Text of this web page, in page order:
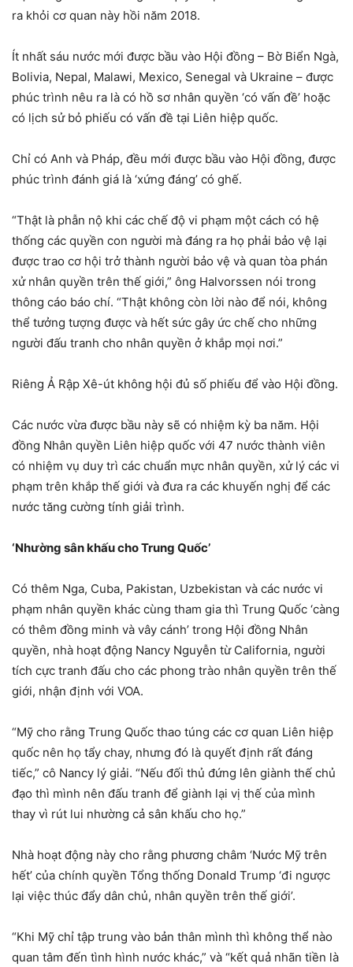
ra khỏi cơ quan này hồi năm 2018.
Ít nhất sáu nước mới được bầu vào Hội đồng – Bờ Biển Ngà,
Bolivia, Nepal, Malawi, Mexico, Senegal và Ukraine – được
phúc trình nêu ra là có hồ sơ nhân quyền ‘có vấn đề’ hoặc
có lịch sử bỏ phiếu có vấn đề tại Liên hiệp quốc.
Chỉ có Anh và Pháp, đều mới được bầu vào Hội đồng, được
phúc trình đánh giá là ‘xứng đáng’ có ghế.
“Thật là phẫn nộ khi các chế độ vi phạm một cách có hệ
thống các quyền con người mà đáng ra họ phải bảo vệ lại
được trao cơ hội trở thành người bảo vệ và quan tòa phán
xử nhân quyền trên thế giới,” ông Halvorssen nói trong
thông cáo báo chí. “Thật không còn lời nào để nói, không
thể tưởng tượng được và hết sức gây ức chế cho những
người đấu tranh cho nhân quyền ở khắp mọi nơi.”
Riêng Ả Rập Xê-út không hội đủ số phiếu để vào Hội đồng.
Các nước vừa được bầu này sẽ có nhiệm kỳ ba năm. Hội
đồng Nhân quyền Liên hiệp quốc với 47 nước thành viên
có nhiệm vụ duy trì các chuẩn mực nhân quyền, xử lý các vi
phạm trên khắp thế giới và đưa ra các khuyến nghị để các
nước tăng cường tính giải trình.
‘Nhường sân khấu cho Trung Quốc’
Có thêm Nga, Cuba, Pakistan, Uzbekistan và các nước vi
phạm nhân quyền khác cùng tham gia thì Trung Quốc ‘càng
có thêm đồng minh và vây cánh’ trong Hội đồng Nhân
quyền, nhà hoạt động Nancy Nguyễn từ California, người
tích cực tranh đấu cho các phong trào nhân quyền trên thế
giới, nhận định với VOA.
“Mỹ cho rằng Trung Quốc thao túng các cơ quan Liên hiệp
quốc nên họ tẩy chay, nhưng đó là quyết định rất đáng
tiếc,” cô Nancy lý giải. “Nếu đối thủ đứng lên giành thế chủ
đạo thì mình nên đấu tranh để giành lại vị thế của mình
thay vì rút lui nhường cả sân khấu cho họ.”
Nhà hoạt động này cho rằng phương châm ‘Nước Mỹ trên
hết’ của chính quyền Tổng thống Donald Trump ‘đi ngược
lại việc thúc đẩy dân chủ, nhân quyền trên thế giới’.
“Khi Mỹ chỉ tập trung vào bản thân mình thì không thể nào
quan tâm đến tình hình nước khác,” và “kết quả nhãn tiền là